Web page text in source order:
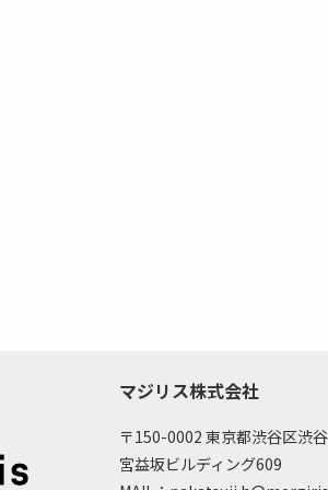
マジリス株式会社
〒150-0002 東京都渋谷区渋
宮益坂ビルディング609